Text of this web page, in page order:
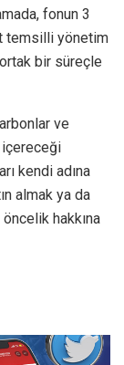
fonun 3
temsilli yönetim
bir süreçle
ve
kendi adına
almak ya da
hakkına